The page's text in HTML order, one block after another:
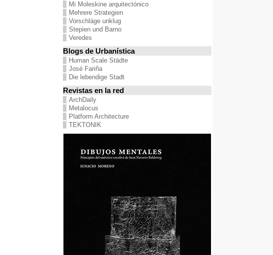
Mi Moleskine arquitectónico
Mehrere Strategien
Vorschläge unklug
Stepien und Barno
Veredes
Blogs de Urbanística
Human Scale Städte
José Fariña
Die lebendige Stadt
Revistas en la red
ArchDaily
Metalocus
Platform Architecture
TEKTONIK